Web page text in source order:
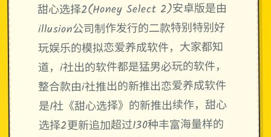
甜心选择2(Honey Select 2)安卓版是由
illusion公司制作发行的二款特别特别好
玩娱乐的模拟恋爱养成软件，大家都知
道，i社出的软件都是猛男必玩的软件，
整合款由i社推出的新推出恋爱养成软件
是I社《甜心选择》的新推出续作，甜心
选择2更新追加超过130种丰富海量样的